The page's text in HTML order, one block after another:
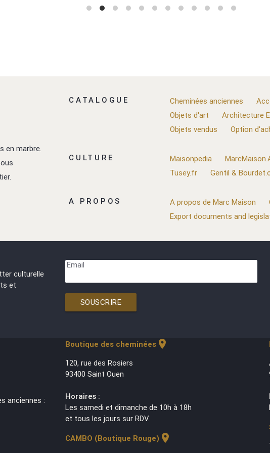
en marbre.
CATALOGUE Cheminées anciennes
Objets d'art
Architecture
Objets vendus
Option
CULTURE Maisonpedia
Tusey.fr
Gentil &
A PROPOS A propos de Marc Maison
Export documents and
culturelle
et
Email
SOUSCRIRE
anciennes :
Boutique des cheminéeslocation_on
120, rue des Rosiers
93400 Saint Ouen
Horaires :
Les samedi et dimanche de 10h à 18h
et tous les jours sur RDV.
CAMBO (Boutique Rouge) location_on